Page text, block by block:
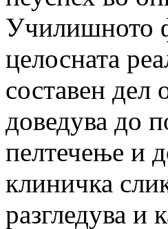
Училишното
целосната
составен дел
доведува до
пелтечење и
клиничка
разгледува и